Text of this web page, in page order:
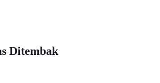
Ditembak